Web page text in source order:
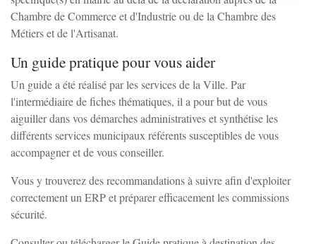
Chambre de Commerce et d'Industrie ou de la Chambre des
Métiers et de l'Artisanat.
Un guide pratique pour vous aider
Un guide a été réalisé par les services de la Ville. Par
l'intermédiaire de fiches thématiques, il a pour but de vous
aiguiller dans vos démarches administratives et synthétise les
différents services municipaux référents susceptibles de vous
accompagner et de vous conseiller.
Vous y trouverez des recommandations à suivre afin d'exploiter
correctement un ERP et préparer efficacement les commissions
sécurité.